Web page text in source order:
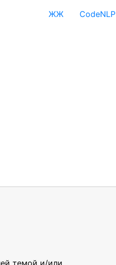
ЖЖ CodeNLP
темой и/или